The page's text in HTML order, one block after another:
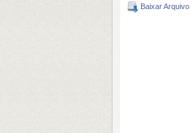
Baixar Arquivo